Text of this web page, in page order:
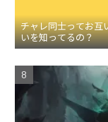
チャレ同士ってお互
いを知ってるの？